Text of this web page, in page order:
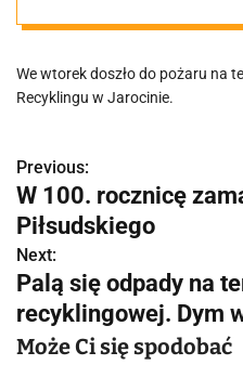
Dym
daleka
We wtorek doszło do pożaru na
Recyklingu w Jarocinie.
N
a
w
i
g
Previous:
W 100. rocznicę
Piłsudskiego
Next:
Palą się odpady na
recyklingowej. Dym
Może Ci się spodobać